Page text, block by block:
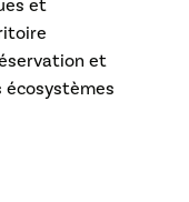
et
et